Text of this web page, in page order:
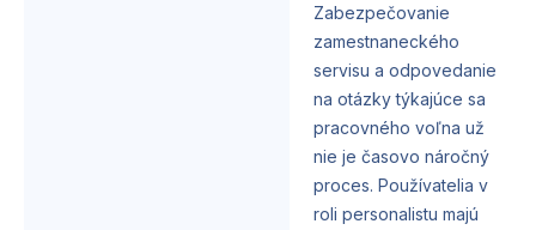
Zabezpečovanie
zamestnaneckého
servisu a odpovedanie
na otázky týkajúce sa
pracovného voľna už
nie je časovo náročný
proces. Používatelia v
roli personalistu majú